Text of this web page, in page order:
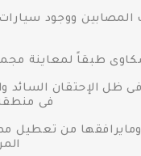
ووجود سيارات
طبقاً لمعاينة
ظل الإحتقان السائد
فى
من تعطيل